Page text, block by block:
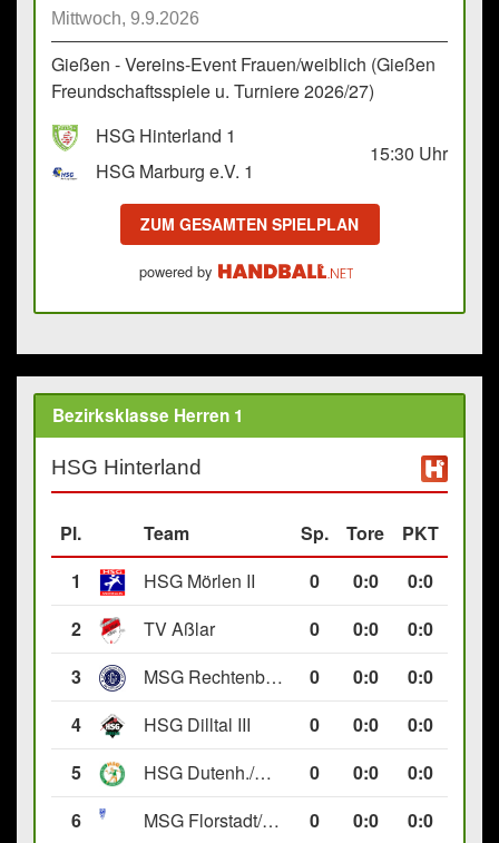
Mittwoch, 9.9.2026
Gießen - Vereins-Event Frauen/weiblich (Gießen
Freundschaftsspiele u. Turniere 2026/27)
HSG Hinterland 1
HSG Marburg e.V. 1
15:30 Uhr
ZUM GESAMTEN SPIELPLAN
powered by
Bezirksklasse Herren 1
HSG Hinterland
Pl. Team Sp. Tore
PKT
1
HSG Mörlen II 0 0:0
0:0
2
TV Aßlar 0 0:0
0:0
3
MSG Rechtenbach/Wetzlar II 0 0:0
0:0
4
HSG Dilltal III 0 0:0
0:0
5
HSG Dutenh./Münchholzh. IV 0 0:0
0:0
6
MSG Florstadt/Gettenau II 0 0:0 0:0